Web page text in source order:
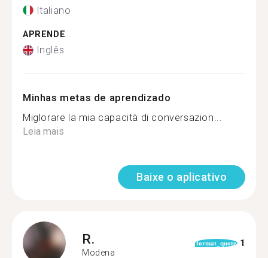
Italiano
APRENDE
Inglês
Minhas metas de aprendizado
Miglorare la mia capacità di conversazion...
Leia mais
Baixe o aplicativo
R.
Modena
format_quote 1